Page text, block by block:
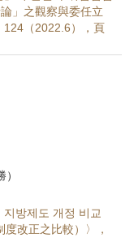
」之觀察與委任立
124（2022.6），頁
지방제도 개정 비교
改正之比較）〉，